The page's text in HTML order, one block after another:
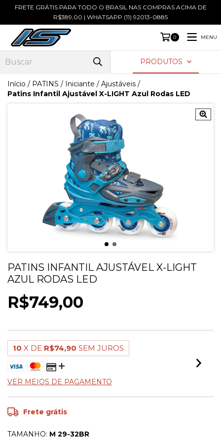
FRETE GRÁTIS PARA TODO O BRASIL NAS COMPRAS ACIMA DE
R$389,00 | WHATSAPP (11) 92013-0885
0 MENU
PRODUTOS
Início / PATINS / Iniciante / Ajustáveis /
Patins Infantil Ajustável X-LIGHT Azul Rodas LED
PATINS INFANTIL AJUSTÁVEL X-LIGHT
AZUL RODAS LED
R$749,00
10 X DE R$74,90 SEM JUROS
VER MEIOS DE PAGAMENTO
Frete grátis
TAMANHO: M 29-32BR